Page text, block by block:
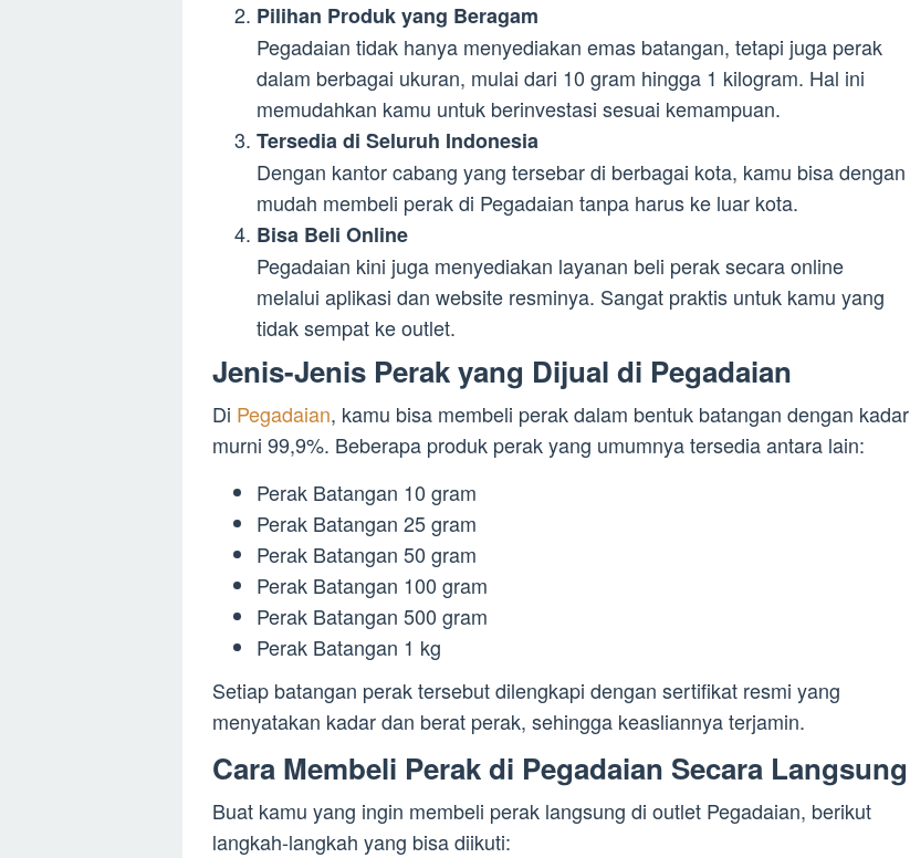
Pilihan Produk yang Beragam
Pegadaian tidak hanya menyediakan emas batangan, tetapi juga perak
dalam berbagai ukuran, mulai dari 10 gram hingga 1 kilogram. Hal ini
memudahkan kamu untuk berinvestasi sesuai kemampuan.
Tersedia di Seluruh Indonesia
Dengan kantor cabang yang tersebar di berbagai kota, kamu bisa dengan
mudah membeli perak di Pegadaian tanpa harus ke luar kota.
Bisa Beli Online
Pegadaian kini juga menyediakan layanan beli perak secara online
melalui aplikasi dan website resminya. Sangat praktis untuk kamu yang
tidak sempat ke outlet.
Jenis-Jenis Perak yang Dijual di Pegadaian
Di Pegadaian, kamu bisa membeli perak dalam bentuk batangan dengan kadar
murni 99,9%. Beberapa produk perak yang umumnya tersedia antara lain:
Perak Batangan 10 gram
Perak Batangan 25 gram
Perak Batangan 50 gram
Perak Batangan 100 gram
Perak Batangan 500 gram
Perak Batangan 1 kg
Setiap batangan perak tersebut dilengkapi dengan sertifikat resmi yang
menyatakan kadar dan berat perak, sehingga keasliannya terjamin.
Cara Membeli Perak di Pegadaian Secara Langsung
Buat kamu yang ingin membeli perak langsung di outlet Pegadaian, berikut
langkah-langkah yang bisa diikuti: